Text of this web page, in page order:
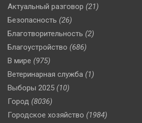
Актуальный разговор (21)
Безопасность (26)
Благотворительность (2)
Благоустройство (686)
В мире (975)
Ветеринарная служба (1)
Выборы 2025 (10)
Город (8036)
Городское хозяйство (1984)